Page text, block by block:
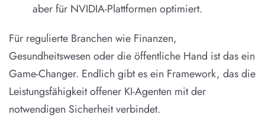
aber für NVIDIA-Plattformen optimiert.
Für regulierte Branchen wie Finanzen,
Gesundheitswesen oder die öffentliche Hand ist das ein
Game-Changer. Endlich gibt es ein Framework, das die
Leistungsfähigkeit offener KI-Agenten mit der
notwendigen Sicherheit verbindet.